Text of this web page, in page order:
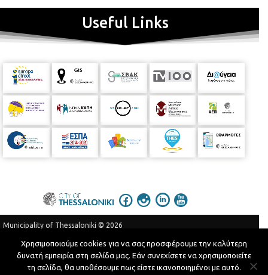
Useful Links
Municipality of Thessaloniki © 2026
Terms of Use
Privacy Policy
Telephone Catalog
Χρησιμοποιούμε cookies για να σας προσφέρουμε την καλύτερη
δυνατή εμπειρία στη σελίδα μας. Εάν συνεχίσετε να χρησιμοποιείτε
τη σελίδα, θα υποθέσουμε πως είστε ικανοποιημένοι με αυτό.